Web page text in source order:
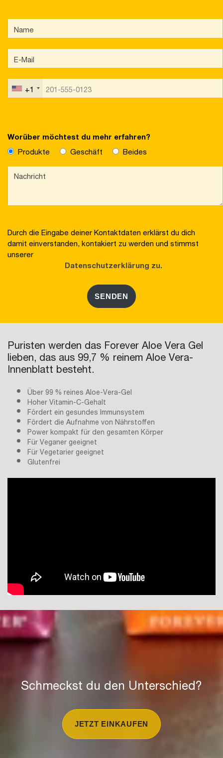
+1
Worüber möchtest du mehr erfahren?
Produkte
Geschäft Beides
Durch die Eingabe deiner Kontaktdaten erklärst du dich
damit einverstanden, kontakiert zu werden und stimmst
unserer
Datenschutzerklärung zu.
SENDEN
Puristen werden das Forever Aloe Vera Gel
lieben, das aus 99,7 % reinem Aloe Vera-
Innenblatt besteht.
Über 99 % reines Aloe-Vera-Gel
Hoher Vitamin-C-Gehalt
Fördert ein gesundes Immunsystem
Fördert die Aufnahme von Nährstoffen
Power kompakt für den gesamten Körper
Für Veganer geeignet
Für Vegetarier geeignet
Glutenfrei
Schmeckst du den Unterschied?
JETZT EINKAUFEN